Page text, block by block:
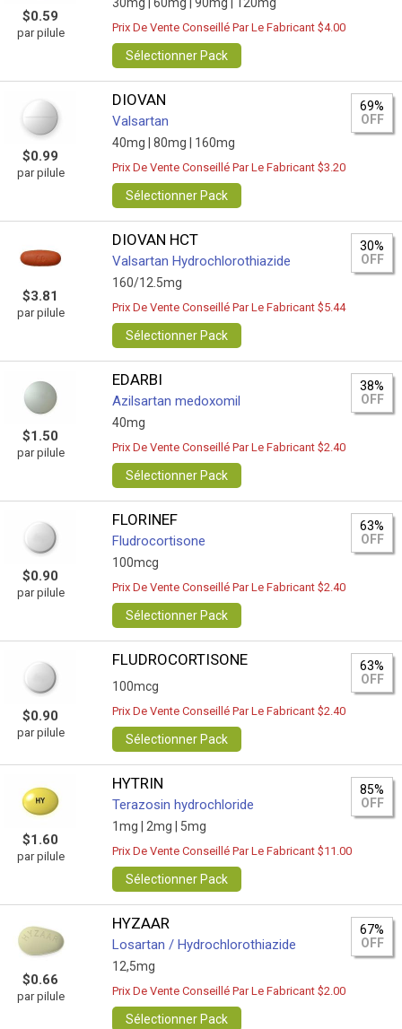
$0.59
par pilule Prix De Vente Conseillé Par Le Fabricant $4.00
Sélectionner Pack
$0.99
par pilule
DIOVAN
Valsartan
40mg | 80mg | 160mg
69%
OFF
Prix De Vente Conseillé Par Le Fabricant $3.20
Sélectionner Pack
$3.81
par pilule
DIOVAN HCT
Valsartan Hydrochlorothiazide
160/12.5mg
30%
OFF
Prix De Vente Conseillé Par Le Fabricant $5.44
Sélectionner Pack
$1.50
par pilule
EDARBI
Azilsartan medoxomil
40mg
38%
OFF
Prix De Vente Conseillé Par Le Fabricant $2.40
Sélectionner Pack
$0.90
par pilule
FLORINEF
Fludrocortisone
100mcg
63%
OFF
Prix De Vente Conseillé Par Le Fabricant $2.40
Sélectionner Pack
$0.90
par pilule
FLUDROCORTISONE
100mcg
63%
OFF
Prix De Vente Conseillé Par Le Fabricant $2.40
Sélectionner Pack
$1.60
par pilule
HYTRIN
Terazosin hydrochloride
1mg | 2mg | 5mg
85%
OFF
Prix De Vente Conseillé Par Le Fabricant $11.00
Sélectionner Pack
$0.66
par pilule
HYZAAR
Losartan / Hydrochlorothiazide
12,5mg
67%
OFF
Prix De Vente Conseillé Par Le Fabricant $2.00
Sélectionner Pack